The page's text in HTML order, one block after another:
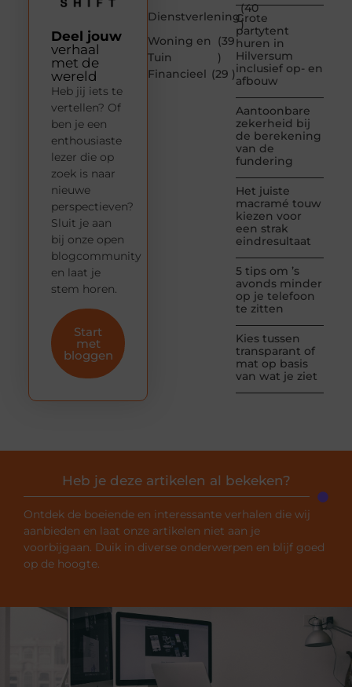
Dienstverlening
(40
)
Woning en
Tuin
(39
)
Financieel (29 )
Grote
partytent
huren in
Hilversum
inclusief op- en
afbouw
Aantoonbare
zekerheid bij
de berekening
van de
fundering
Het juiste
macramé touw
kiezen voor
een strak
eindresultaat
5 tips om ’s
avonds minder
op je telefoon
te zitten
Kies tussen
transparant of
mat op basis
van wat je ziet
Deel jouw
verhaal
met de
wereld
Heb jij iets te
vertellen? Of
ben je een
enthousiaste
lezer die op
zoek is naar
nieuwe
perspectieven?
Sluit je aan
bij onze open
blogcommunity
en laat je
stem horen.
Start
met
bloggen
Heb je deze artikelen al bekeken?
Ontdek de boeiende en interessante verhalen die wij
aanbieden en laat onze artikelen niet aan je
voorbijgaan. Duik in diverse onderwerpen en blijf goed
op de hoogte.